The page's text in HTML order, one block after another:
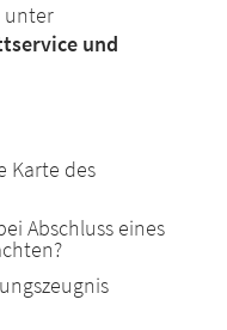
unter
und
Karte des
Abschluss eines